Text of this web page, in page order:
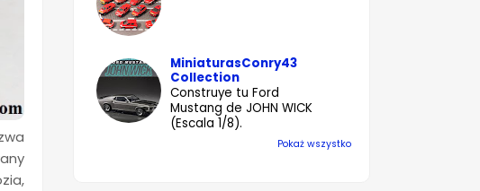
MiniaturasConry43
Collection
Construye tu Ford
Mustang de JOHN WICK
(Escala 1/8).
Pokaż wszystko